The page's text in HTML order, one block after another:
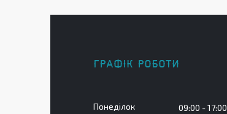
ГРАФІК РОБОТИ
Понеділок 09:00 17:00